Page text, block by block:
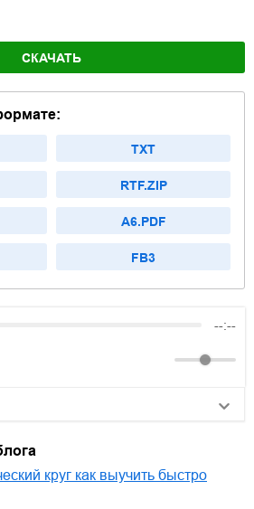
СКАЧАТЬ
TXT
RTF.ZIP
A6.PDF
FB3
--:--
круг как выучить быстро